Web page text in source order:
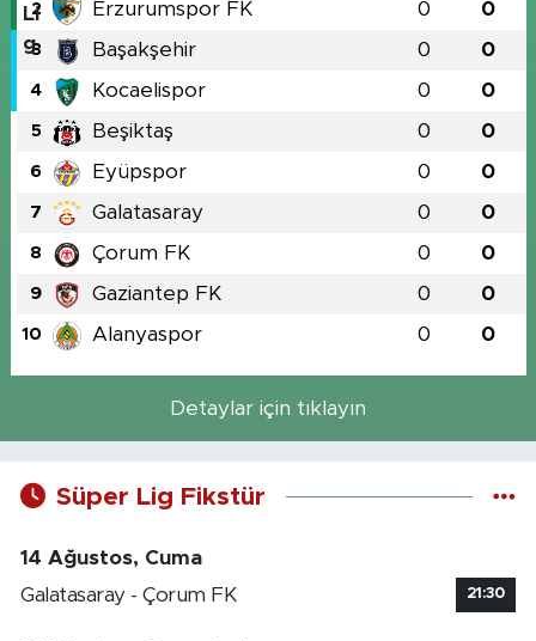
2 Erzurumspor FK 0 0
3 Başakşehir 0 0
4 Kocaelispor 0 0
5 Beşiktaş 0 0
6 Eyüpspor 0 0
7 Galatasaray 0 0
8 Çorum FK 0 0
9 Gaziantep FK 0 0
10 Alanyaspor 0 0
Detaylar için tıklayın
Süper Lig Fikstür
14 Ağustos, Cuma
Galatasaray - Çorum FK
21:30